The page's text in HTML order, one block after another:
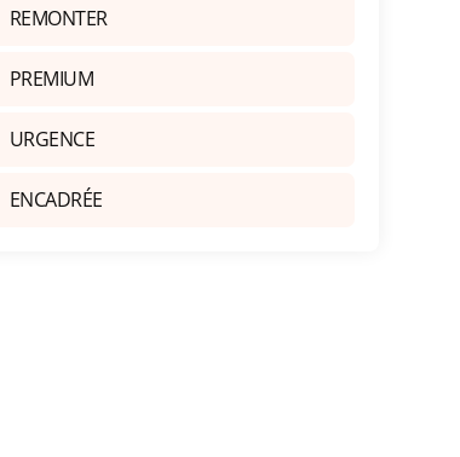
REMONTER
PREMIUM
URGENCE
ENCADRÉE